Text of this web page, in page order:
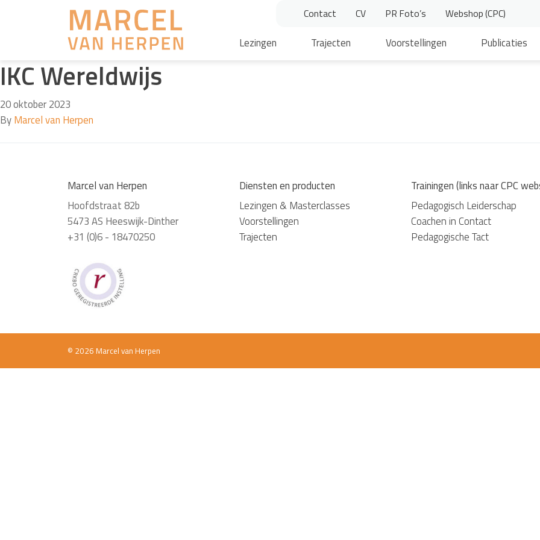
Contact CV PR Foto’s Webshop (CPC)
Lezingen Trajecten Voorstellingen Publicaties
IKC Wereldwijs
20 oktober 2023
ByMarcel van Herpen
Marcel van Herpen
Hoofdstraat 82b
5473 AS Heeswijk-Dinther
+31 (0)6 - 18470250
Diensten en producten
Lezingen & Masterclasses
Voorstellingen
Trajecten
Trainingen (links naar CPC
Pedagogisch Leiderschap
Coachen in Contact
Pedagogische Tact
© 2026 Marcel van Herpen